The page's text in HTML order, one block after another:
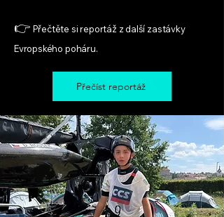
👉 Přečtěte si reportáž z další zastávky
Evropského poháru.
Přečíst reportáž